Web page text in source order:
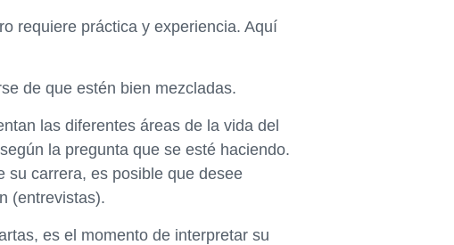
requiere práctica y experiencia. Aquí
de que estén bien mezcladas.
las diferentes áreas de la vida del
la pregunta que se esté haciendo.
su carrera, es posible que desee
(entrevistas).
es el momento de interpretar su